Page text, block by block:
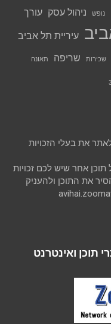
נופש ניהול עסק עורך
עיריית תל אביב
שכירות שריפה תאונה
את בעלי הזכויות
אחר שיש לכם זכויות
את התוכן ולהעניק